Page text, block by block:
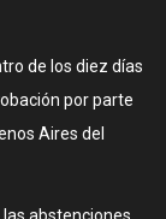
de los diez días
por parte
Aires del